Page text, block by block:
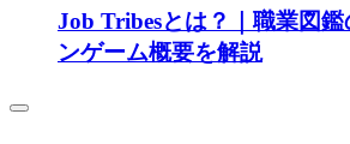
Job Tribesとは？｜職業図
ンゲーム概要を解説